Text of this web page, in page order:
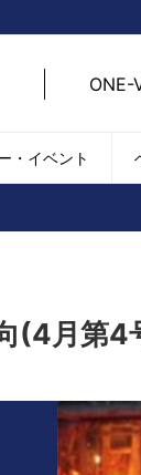
ONE-
・イベント
SDGs
外国
(4月第4